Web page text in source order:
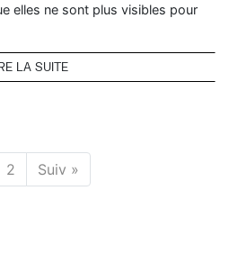
elles ne sont plus visibles pour
LA SUITE
2 Suiv »